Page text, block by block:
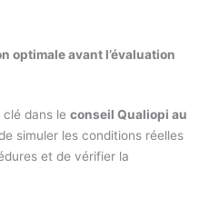
optimale avant l’évaluation
clé dans leconseil Qualiopi au
simuler les conditions réelles
et de vérifier la